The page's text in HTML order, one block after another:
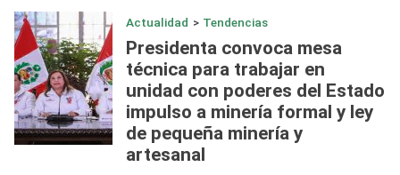
Actualidad > Tendencias
Presidenta convoca mesa
técnica para trabajar en
unidad con poderes del Estado
impulso a minería formal y ley
de pequeña minería y
artesanal